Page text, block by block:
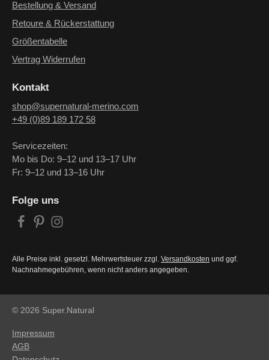
Folge uns
Alle Preise inkl. gesetzl. Mehrwertsteuer zzgl. Versandkosten und ggf.
Nachnahmegebühren, wenn nicht anders angegeben.
Bestellung & Versand
Retoure & Rückerstattung
Größentabelle
Vertrag Widerrufen
Kontakt
shop@supernatural-merino.com
+49 (0)89 189 172 58
Servicezeiten:
Mo bis Do: 9–12 und 13–17 Uhr
Fr: 9–12 und 13–16 Uhr
© 2026 Super.Natural
Impressum
AGB